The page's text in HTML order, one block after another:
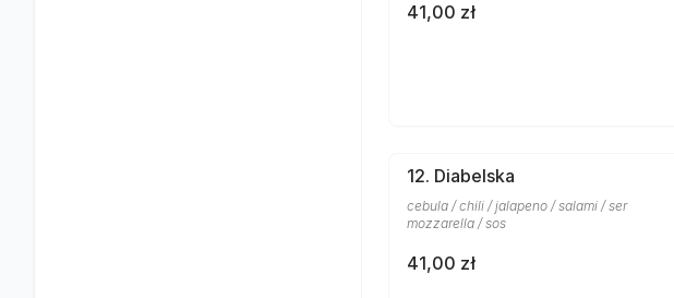
41,00 zł
12. Diabelska
cebula / chili / jalapeno / salami / ser
mozzarella / sos
41,00 zł